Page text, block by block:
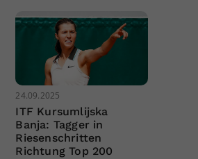
24.09.2025
ITF Kursumlijska
Banja: Tagger in
Riesenschritten
Richtung Top 200